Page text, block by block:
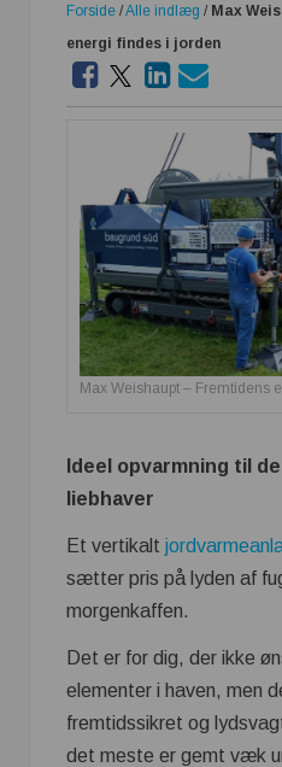
Forside /Alle indlæg / Max
energi findes i jorden
Max Weishaupt – Fremtidens
Ideel opvarmning til
liebhaver
Et vertikalt
sætter pris på lyden af
morgenkaffen.
Det er for dig, der ikke
elementer i haven, men
fremtidssikret og
det meste er gemt væk